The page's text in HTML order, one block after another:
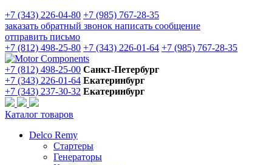
+7 (343) 226-04-80 +7 (985) 767-28-35
заказать обратный звонок написать сообщение
отправить письмо
+7 (812) 498-25-80 +7 (343) 226-01-64 +7 (985) 767-28-35
+7 (812) 498-25-00 Санкт-Петербург
+7 (343) 226-01-64 Екатеринбург
+7 (343) 237-30-32 Екатеринбург
Каталог товаров
Delco Remy
Стартеры
Генераторы